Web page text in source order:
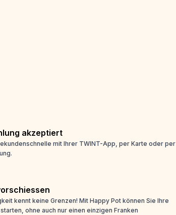
akzeptiert
mit Ihrer TWINT-App, per Karte oder per
kennt keine Grenzen! Mit Happy Pot können Sie Ihre
ohne auch nur einen einzigen Franken